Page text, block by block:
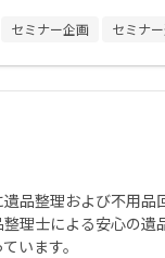
セミナー企画 セミナ
品整理および不用品
理士による安心の遺
います。